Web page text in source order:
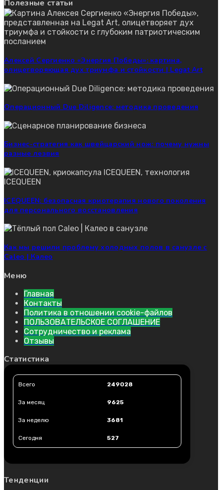
Полезные статьи
Алексей Сергиенко «Энергия Победы»: картина,
олицетворяющая дух триумфа и стойкости | Legat Art
Операционный Due Diligence: методика проведения
Бизнес-стратегия как швейцарский нож: почему нужны
разные лезвия
ICEQUEEN: безопасная криотерапия нового поколения
для персонального восстановления
Как мы решили проблему холодных полов в санузле с
Caleo | Калео
Меню
Главная
Контакты
Политика в отношении cookie-файлов
ПОЛЬЗОВАТЕЛЬСКОЕ СОГЛАШЕНИЕ
Сотрудничество и реклама
Отзывы
Статистика
Всего 249028
За месяц 9625
За неделю 3681
Сегодня 527
Тенденции